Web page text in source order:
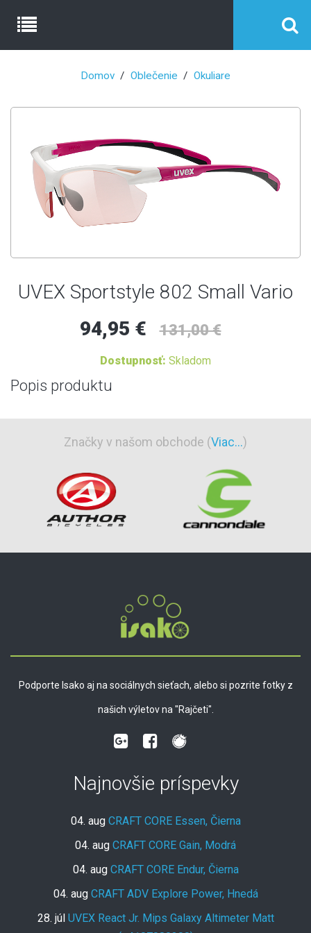
Domov Oblečenie Okuliare
UVEX Sportstyle 802 Small Vario
94,95 €
131,00 €
Dostupnosť: Skladom
Popis produktu
Značky v našom obchode (Viac...)
Podporte Isako aj na sociálnych sieťach, alebo si pozrite fotky z
našich výletov na "Rajčeti".
Najnovšie príspevky
04. aug CRAFT CORE Essen, Čierna
04. aug CRAFT CORE Gain, Modrá
04. aug CRAFT CORE Endur, Čierna
04. aug CRAFT ADV Explore Power, Hnedá
28. júl UVEX React Jr. Mips Galaxy Altimeter Matt